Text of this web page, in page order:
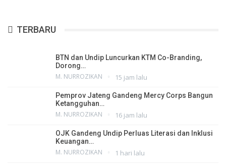
TERBARU
BTN dan Undip Luncurkan KTM Co-Branding,
Dorong…
M. NURROZIKAN 15 jam lalu
Pemprov Jateng Gandeng Mercy Corps Bangun
Ketangguhan…
M. NURROZIKAN 16 jam lalu
OJK Gandeng Undip Perluas Literasi dan Inklusi
Keuangan…
M. NURROZIKAN 1 hari lalu